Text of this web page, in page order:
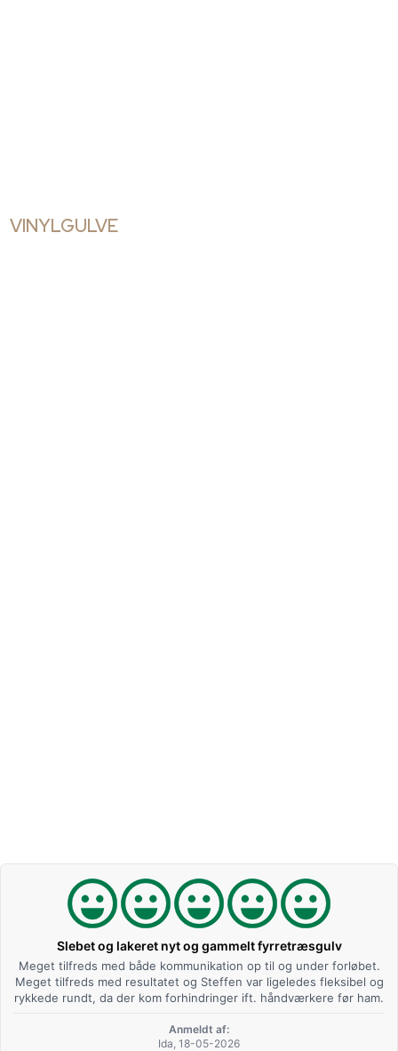
VINYLGULVE
Slebet og lakeret nyt og gammelt fyrretræsgulv
Meget tilfreds med både kommunikation op til og under forløbet.
Meget tilfreds med resultatet og Steffen var ligeledes fleksibel og
rykkede rundt, da der kom forhindringer ift. håndværkere før ham.
Anmeldt af:
Ida, 18-05-2026